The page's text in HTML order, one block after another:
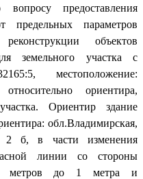
предоставления
предельных параметров
объектов
земельного участка с
местоположение:
ориентира,
Ориентир здание
обл.Владимирская,
2 б, в части изменения
линии со стороны
5 метров до 1 метра и